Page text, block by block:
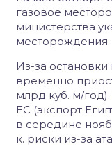
газовое
министерства
месторождения.
Из-за
временно
млрд куб. м/
ЕС (экспорт
в середине
к. риски из-за